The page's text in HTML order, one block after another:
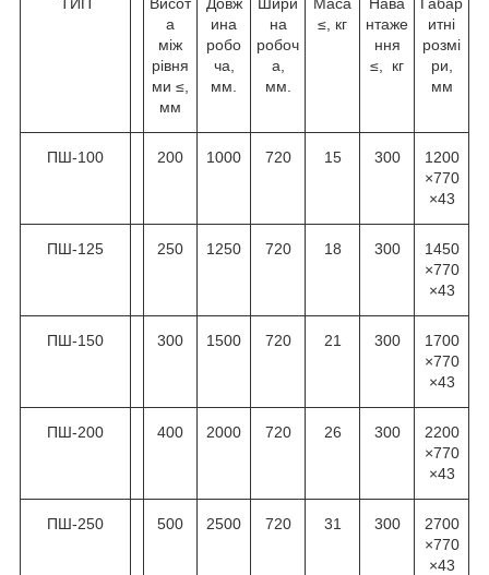
а
між
рівня
ми ≤,
мм
ина
робо
ча,
мм.
на
робоч
а,
мм.
≤, кг
нтаже
ння
≤, кг
итні
розмі
ри,
мм
ПШ-100 200 1000 720 15 300
1200
×770
×43
ПШ-125 250 1250 720 18 300
1450
×770
×43
ПШ-150 300 1500 720 21 300
1700
×770
×43
ПШ-200 400 2000 720 26 300
2200
×770
×43
ПШ-250 500 2500 720 31 300
2700
×770
×43